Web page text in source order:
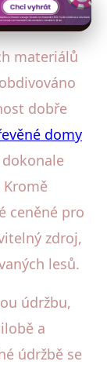
materiálů
dobře
domy
ceněné pro
zdroj,
lesů.
údržbu,
a
údržbě se